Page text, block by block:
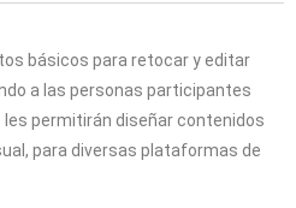
básicos para retocar y editar
a las personas participantes
permitirán diseñar contenidos
para diversas plataformas de